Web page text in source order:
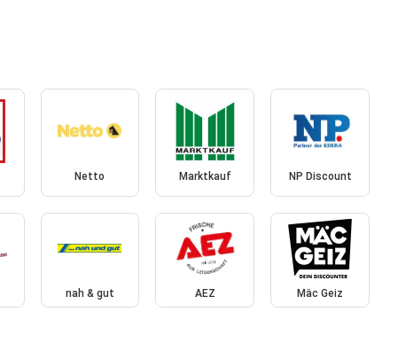
Netto Marktkauf NP Discount
nah & gut AEZ Mäc Geiz